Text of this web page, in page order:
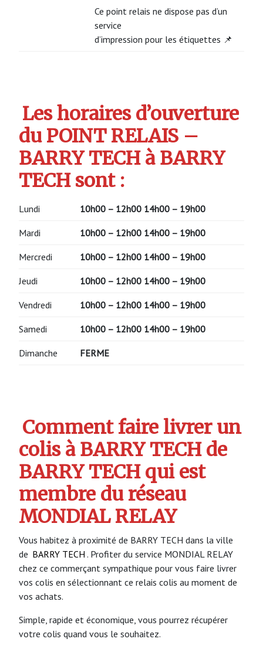
Ce point relais ne dispose pas d’un
service
d’impression pour les étiquettes 📌
Les horaires d’ouverture
du POINT RELAIS –
BARRY TECH à BARRY
TECH sont :
Lundi 10h00 – 12h00 14h00 – 19h00
Mardi 10h00 – 12h00 14h00 – 19h00
Mercredi 10h00 – 12h00 14h00 – 19h00
Jeudi 10h00 – 12h00 14h00 – 19h00
Vendredi 10h00 – 12h00 14h00 – 19h00
Samedi 10h00 – 12h00 14h00 – 19h00
Dimanche FERME
Comment faire livrer un
colis à BARRY TECH de
BARRY TECH qui est
membre du réseau
MONDIAL RELAY
Vous habitez à proximité de BARRY TECH dans la ville
de BARRY TECH . Profiter du service MONDIAL RELAY
chez ce commerçant sympathique pour vous faire livrer
vos colis en sélectionnant ce relais colis au moment de
vos achats.
Simple, rapide et économique, vous pourrez récupérer
votre colis quand vous le souhaitez.